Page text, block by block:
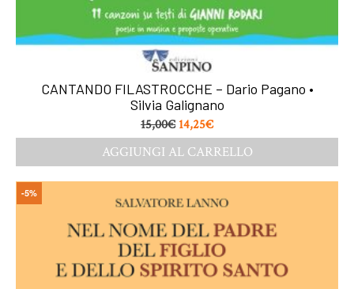
CANTANDO FILASTROCCHE – Dario Pagano •
Silvia Galignano
15,00€ 14,25€
AGGIUNGI AL CARRELLO
-5%